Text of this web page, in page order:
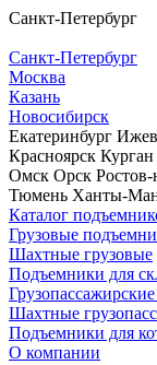
Санкт-Петербург
Санкт-Петербург
Москва
Казань
Новосибирск
Екатеринбург
Красноярск Курган
Омск Орск
Тюмень Ханты-
Каталог
Грузовые
Шахтные грузовые
Подъемники для
Шахтные
Подъемники для
О компании